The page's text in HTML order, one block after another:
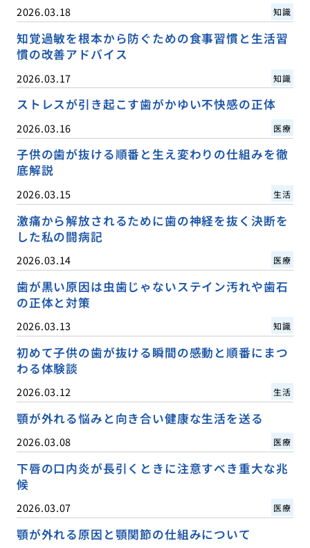
2026.03.18 知識
知覚過敏を根本から防ぐための食事習慣と生活習
慣の改善アドバイス
2026.03.17 知識
ストレスが引き起こす歯がかゆい不快感の正体
2026.03.16 医療
子供の歯が抜ける順番と生え変わりの仕組みを徹
底解説
2026.03.15 生活
激痛から解放されるために歯の神経を抜く決断を
した私の闘病記
2026.03.14 医療
歯が黒い原因は虫歯じゃないステイン汚れや歯石
の正体と対策
2026.03.13 知識
初めて子供の歯が抜ける瞬間の感動と順番にまつ
わる体験談
2026.03.12 生活
顎が外れる悩みと向き合い健康な生活を送る
2026.03.08 医療
下唇の口内炎が長引くときに注意すべき重大な兆
候
2026.03.07 医療
顎が外れる原因と顎関節の仕組みについて